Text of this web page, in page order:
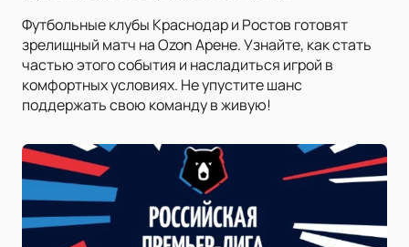
Футбольные клубы Краснодар и Ростов готовят
зрелищный матч на Ozon Арене. Узнайте, как стать
частью этого события и насладиться игрой в
комфортных условиях. Не упустите шанс
поддержать свою команду в живую!